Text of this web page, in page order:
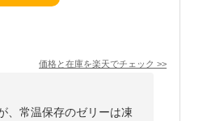
価格と在庫を楽天でチェック >>
、常温保存のゼリーは凍